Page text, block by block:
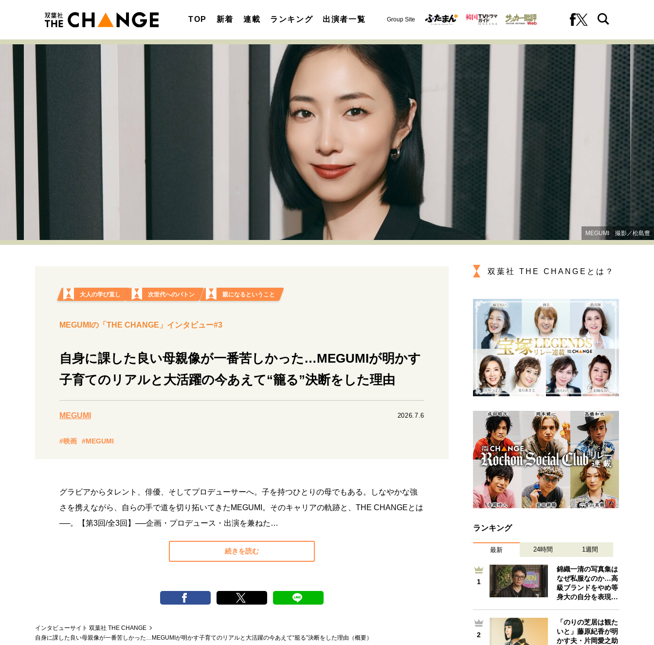
TOP 新着 連載 ランキング 出演者一覧 Group Site
挫折からの再起 未知への挑戦
人生が動いた日 10代の挫折と原点
セカンドキャリアの描き方 独立という決断 大人の学び直し
次世代へのバトン トップが描く未来
ライフスタイル・生き方 40代からの景色
病が教えてくれたこと
一生モノの愛用品
MEGUMI 撮影／松島豊
大人の学び直し 次世代へのバトン 親になるということ
MEGUMIの「THE CHANGE」インタビュー#3
自身に課した良い母親像が一番苦しかった…MEGUMIが明かす
子育てのリアルと大活躍の今あえて“籠る”決断をした理由
MEGUMI 2026.7.6
#映画 #MEGUMI
グラビアからタレント、俳優、そしてプロデューサーへ。子を持つひとりの母でもある。しなやかな強
さを携えながら、自らの手で道を切り拓いてきたMEGUMI。そのキャリアの軌跡と、THE CHANGEとは
──。【第3回/全3回】──企画・プロデュース・出演を兼ねた…
続きを読む
インタビューサイト 双葉社 THE CHANGE
自身に課した良い母親像が一番苦しかった…MEGUMIが明かす子育てのリアルと大活躍の今あえて“籠る”決断をした理由（概要）
双葉社 THE CHANGEとは？
ランキング
最新 24時間 1週間
1
錦織一清の写真集は
なぜ私服なのか…高
級ブランドをやめ等
身大の自分を表現…
2
「のりの芝居は観た
いと」藤原紀香が明
かす夫・片岡愛之助